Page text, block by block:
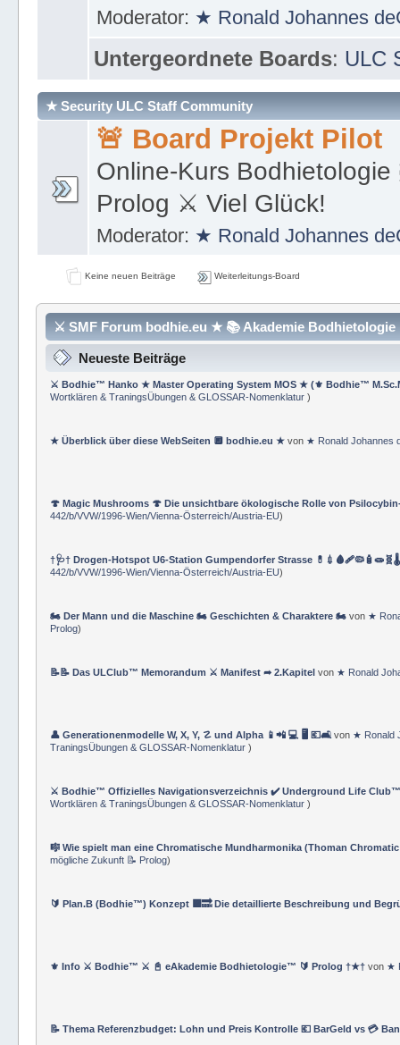
Moderator: ★ Ronald Johannes
Untergeordnete Boards: ULC
★ Security ULC Staff Community
🚨 Board Projekt Pilot
Online-Kurs
Prolog ⚔ Viel Glück!
Moderator: ★ Ronald Johannes
Keine neuen Beiträge Weiterleitungs-Board
⚔ SMF Forum bodhie.eu ★ 📚 Akademie
Neueste Beiträge
⚔ Bodhie™ Hanko ★ Master Operating System MOS ★ (⚜ Bodhie™
Wortklären & TraningsÜbungen & GLOSSAR-Nomenklatur)
★ Überblick über diese WebSeiten 🔲 bodhie.eu ★ von ★ Ronald Johannes
🍄 Magic Mushrooms 🍄 Die unsichtbare ökologische Rolle von
442/b/VVW/1996-Wien/Vienna-Österreich/Austria-EU)
†🩺† Drogen-Hotspot U6-Station Gumpendorfer Strasse
442/b/VVW/1996-Wien/Vienna-Österreich/Austria-EU)
🏍 Der Mann und die Maschine 🏍 Geschichten & Charaktere 🏍 von ★
Prolog)
📝📝 Das ULClub™ Memorandum ⚔ Manifest ➦ 2.Kapitelvon ★ Ronald
👤 Generationenmodelle W, X, Y, ☡ und Alpha 📱📲 💻 🖥️ 💶🛋️ von ★ Ronald
TraningsÜbungen & GLOSSAR-Nomenklatur)
⚔️ Bodhie™ Offizielles Navigationsverzeichnis ✔️ Underground Life Club™
Wortklären & TraningsÜbungen & GLOSSAR-Nomenklatur)
🎼 Wie spielt man eine Chromatische Mundharmonika (Thoman
mögliche Zukunft 📝 Prolog)
🔰 Plan.B (Bodhie™) Konzept 🟪🔜 Die detaillierte Beschreibung und
⚜ Info ⚔ Bodhie™ ⚔ 📓 eAkademie Bodhietologie™ 🔰 Prolog †★†von ★
📝 Thema Referenzbudget: Lohn und Preis Kontrolle 💶 BarGeld vs 💳